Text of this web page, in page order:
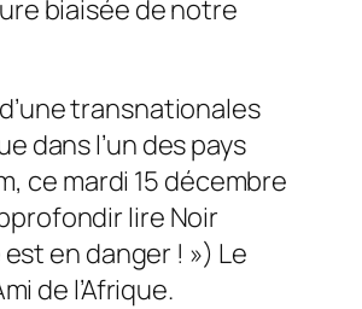
biaisée de notre
transnationales
dans l’un des pays
ce mardi 15 décembre
lire Noir
en danger ! ») Le
de l’Afrique.